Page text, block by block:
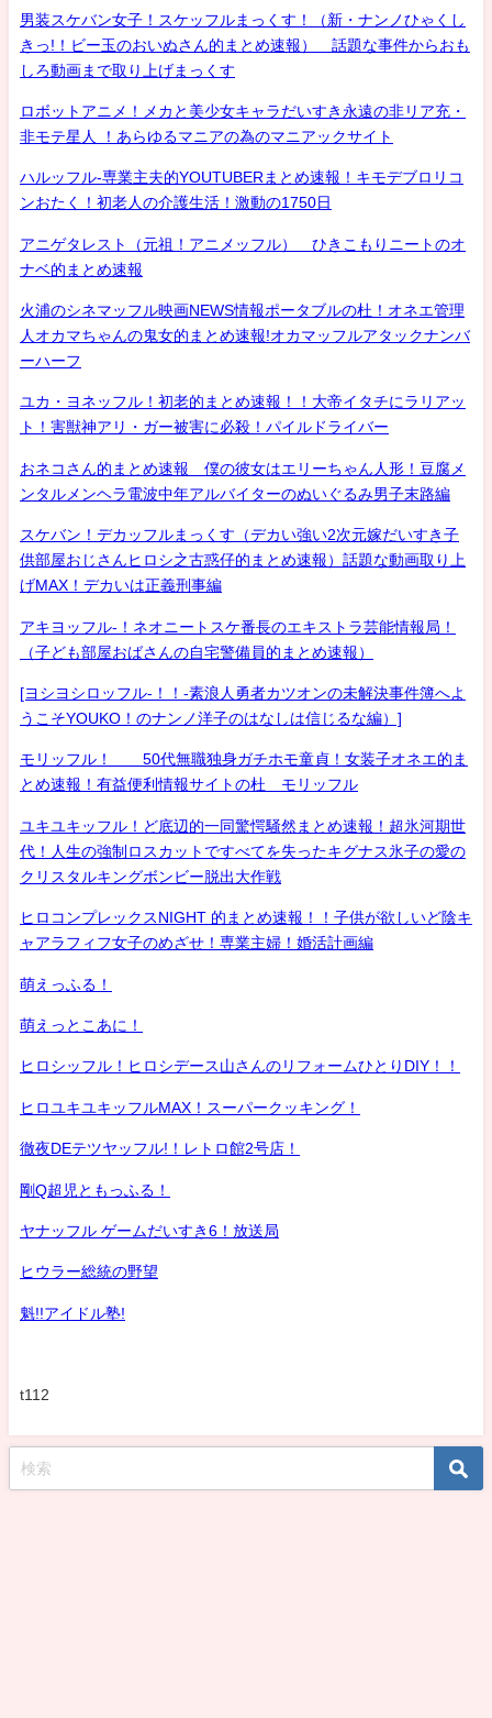
男装スケバン女子！スケッフルまっくす！（新・ナンノひゃくし
きっ!！ビー玉のおいぬさん的まとめ速報） 話題な事件からおも
しろ動画まで取り上げまっくす
ロボットアニメ！メカと美少女キャラだいすき永遠の非リア充・
非モテ星人 ！あらゆるマニアの為のマニアックサイト
ハルッフル-専業主夫的YOUTUBERまとめ速報！キモデブロリコ
ンおたく！初老人の介護生活！激動の1750日
アニゲタレスト（元祖！アニメッフル） ひきこもりニートのオ
ナベ的まとめ速報
火浦のシネマッフル映画NEWS情報ポータブルの杜！オネエ管理
人オカマちゃんの鬼女的まとめ速報!オカマッフルアタックナンバ
ーハーフ
ユカ・ヨネッフル！初老的まとめ速報！！大帝イタチにラリアッ
ト！害獣神アリ・ガー被害に必殺！パイルドライバー
おネコさん的まとめ速報 僕の彼女はエリーちゃん人形！豆腐メ
ンタルメンヘラ電波中年アルバイターのぬいぐるみ男子末路編
スケバン！デカッフルまっくす（デカい強い2次元嫁だいすき子
供部屋おじさんヒロシ之古惑仔的まとめ速報）話題な動画取り上
げMAX！デカいは正義刑事編
アキヨッフル-！ネオニートスケ番長のエキストラ芸能情報局！
（子ども部屋おばさんの自宅警備員的まとめ速報）
[ヨシヨシロッフル-！！-素浪人勇者カツオンの未解決事件簿へよ
うこそYOUKO！のナンノ洋子のはなしは信じるな編）]
モリッフル！ 50代無職独身ガチホモ童貞！女装子オネエ的ま
とめ速報！有益便利情報サイトの杜 モリッフル
ユキユキッフル！ど底辺的一同驚愕騒然まとめ速報！超氷河期世
代！人生の強制ロスカットですべてを失ったキグナス氷子の愛の
クリスタルキングボンビー脱出大作戦
ヒロコンプレックスNIGHT 的まとめ速報！！子供が欲しいど陰キ
ャアラフィフ女子のめざせ！専業主婦！婚活計画編
萌えっふる！
萌えっとこあに！
ヒロシッフル！ヒロシデース山さんのリフォームひとりDIY！！
ヒロユキユキッフルMAX！スーパークッキング！
徹夜DEテツヤッフル!！レトロ館2号店！
剛Q超児ともっふる！
ヤナッフル ゲームだいすき6！放送局
ヒウラー総統の野望
魁!!アイドル塾!
t112